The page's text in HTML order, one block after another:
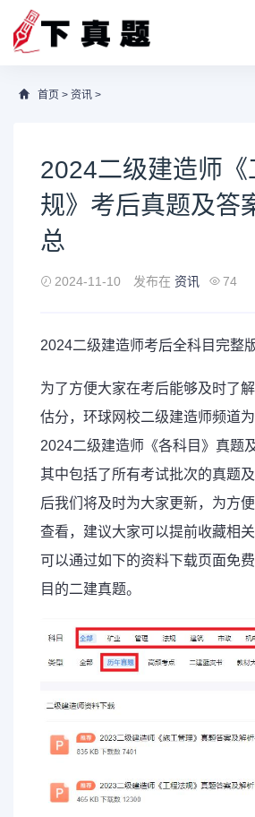
首页 > 资讯 >
2024二级建造师《
规》考后真题及答
总
2024-11-10 发布在 资讯 74
2024二级建造师考后全科目完整
为了方便大家在考后能够及时了解
估分，环球网校二级建造师频道为
2024二级建造师《各科目》真题
其中包括了所有考试批次的真题
后我们将及时为大家更新，为方
查看，建议大家可以提前收藏相
可以通过如下的资料下载页面免
目的二建真题。